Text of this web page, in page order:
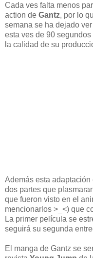
Cada ves falta menos
action de Gantz, por lo
semana se ha dejado
esta ves de 90
la calidad de su
Además esta
dos partes que
que fueron visto en el
mencionarlos >_<) que
La primer película se
seguirá su segunda
El manga de Gantz se